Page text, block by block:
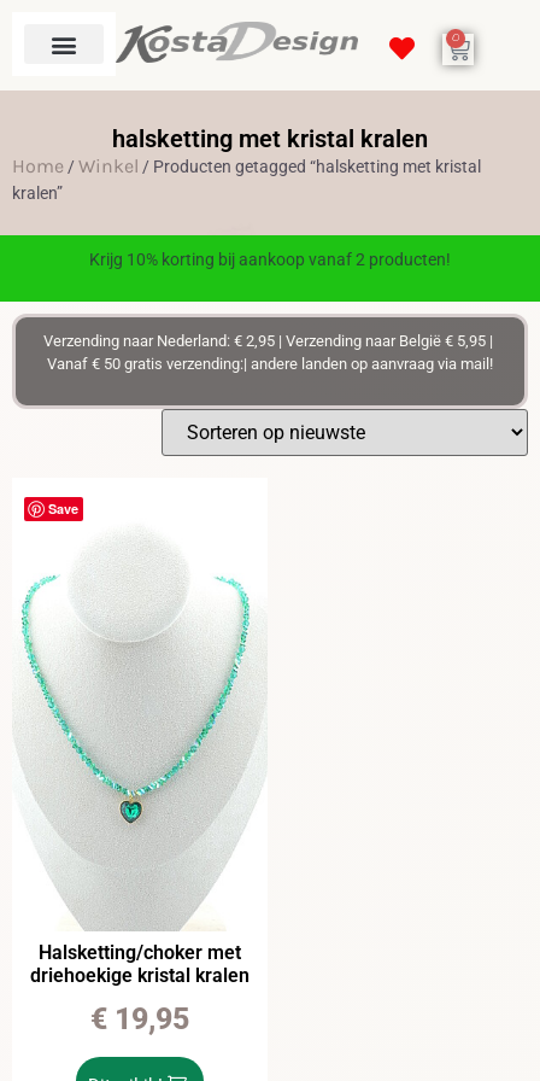
0
halsketting met kristal kralen
Home /Winkel / Producten getagged “halsketting met kristal
kralen”
Krijg 10% korting bij aankoop vanaf 2 producten!
Verzending naar Nederland: € 2,95 | Verzending naar België € 5,95 |
Vanaf € 50 gratis verzending:| andere landen op aanvraag via mail!
Save
Halsketting/choker met
driehoekige kristal kralen
€19,95